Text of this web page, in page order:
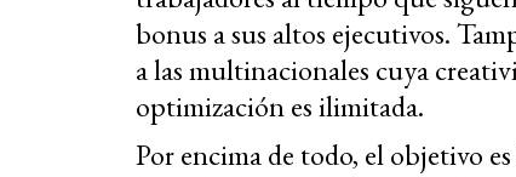
bonus a sus altos ejecutivos.
a las multinacionales cuya
optimización es ilimitada.
Por encima de todo, el objetivo